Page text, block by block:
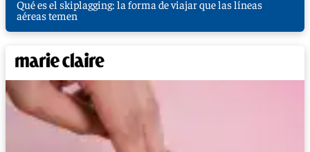
Qué es el skiplagging: la forma de viajar que las líneas
aéreas temen